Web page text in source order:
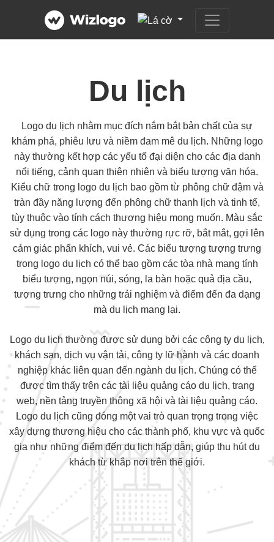
Du lịch
Logo du lịch nhằm mục đích nắm bắt bản chất của sự
khám phá, phiêu lưu và niềm đam mê du lịch. Những logo
này thường kết hợp các yếu tố đại diện cho các địa danh
nổi tiếng, cảnh quan thiên nhiên và biểu tượng văn hóa.
Kiểu chữ trong logo du lịch bao gồm từ phông chữ đậm và
tràn đầy năng lượng đến phông chữ thanh lịch và tinh tế,
tùy thuộc vào tính cách thương hiệu mong muốn. Màu sắc
sử dụng trong các logo này thường rực rỡ, bắt mắt, gợi lên
cảm giác phấn khích, vui vẻ. Các biểu tượng tượng trưng
trong logo du lịch có thể bao gồm các tòa nhà mang tính
biểu tượng, ngọn núi, sóng, la bàn hoặc quả địa cầu,
tượng trưng cho những trải nghiệm và điểm đến đa dạng
mà du lịch mang lại.
Logo du lịch thường được sử dụng bởi các công ty du lịch,
khách sạn, dịch vụ vận tải, công ty lữ hành và các doanh
nghiệp khác liên quan đến ngành du lịch. Chúng có thể
được tìm thấy trên các tài liệu quảng cáo du lịch, trang
web, nền tảng truyền thông xã hội và tài liệu quảng cáo.
Logo du lịch cũng đóng một vai trò quan trọng trong việc
xây dựng thương hiệu cho các thành phố, khu vực và quốc
gia như những điểm đến du lịch hấp dẫn, giúp thu hút du
khách từ khắp nơi trên thế giới.